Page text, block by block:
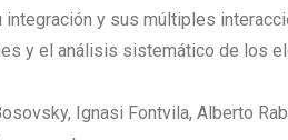
y sus múltiples
y el análisis sistemático de los
Ignasi Fontvila, Alberto